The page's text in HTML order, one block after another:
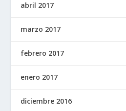
abril 2017
marzo 2017
febrero 2017
enero 2017
diciembre 2016